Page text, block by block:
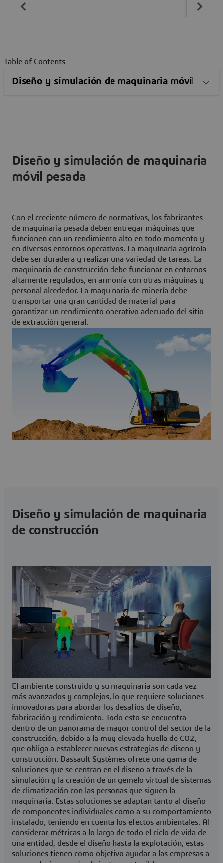
Table of Contents
Diseño y simulación de maquinaria
móvil pesada
Con el creciente número de normativas, los fabricantes
de maquinaria pesada deben entregar máquinas que
funcionen con un rendimiento alto en todo momento y
en diversos entornos operativos. La maquinaria agrícola
debe ser duradera y realizar una variedad de tareas. La
maquinaria de construcción debe funcionar en entornos
altamente regulados, en armonía con otras máquinas y
personal alrededor. La maquinaria de minería debe
transportar una gran cantidad de material para
garantizar un rendimiento operativo adecuado del sitio
de extracción general.
Diseño y simulación de maquinaria
de construcción
El ambiente construido y su maquinaria son cada vez
más avanzados y complejos, lo que requiere soluciones
innovadoras para abordar los desafíos de diseño,
fabricación y rendimiento. Todo esto se encuentra
dentro de un panorama de mayor control del sector de la
construcción, debido a la muy elevada huella de CO2,
que obliga a establecer nuevas estrategias de diseño y
construcción. Dassault Systèmes ofrece una gama de
soluciones que se centran en el diseño a través de la
simulación y la creación de un gemelo virtual de sistemas
de climatización con las personas que siguen la
maquinaria. Estas soluciones se adaptan tanto al diseño
de componentes individuales como a su comportamiento
instalado, teniendo en cuenta los efectos ambientales. Al
considerar métricas a lo largo de todo el ciclo de vida de
una entidad, desde el diseño hasta la explotación, estas
soluciones tienen como objetivo ayudar a las empresas a